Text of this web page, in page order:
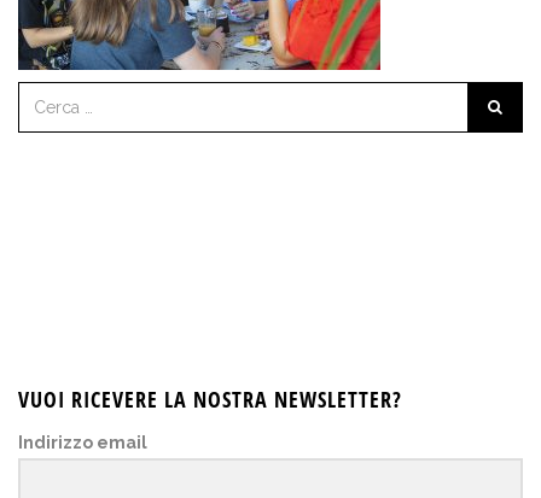
VUOI RICEVERE LA NOSTRA NEWSLETTER?
Indirizzo email